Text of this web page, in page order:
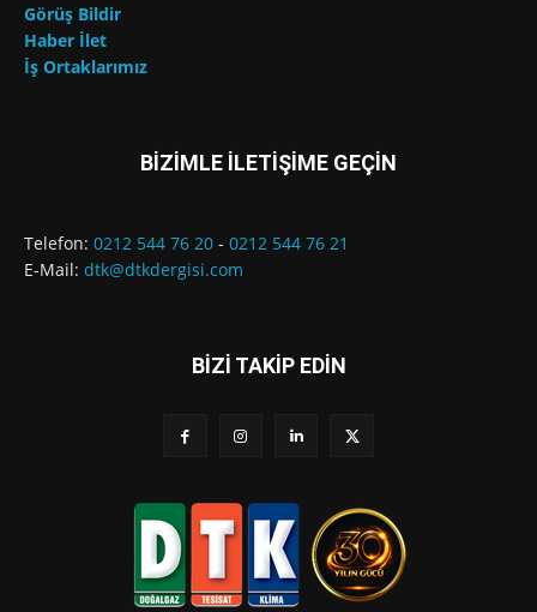
Görüş Bildir
Haber İlet
İş Ortaklarımız
BİZİMLE İLETİŞİME GEÇİN
Telefon: 0212 544 76 20 - 0212 544 76 21
E-Mail: dtk@dtkdergisi.com
BİZİ TAKİP EDİN